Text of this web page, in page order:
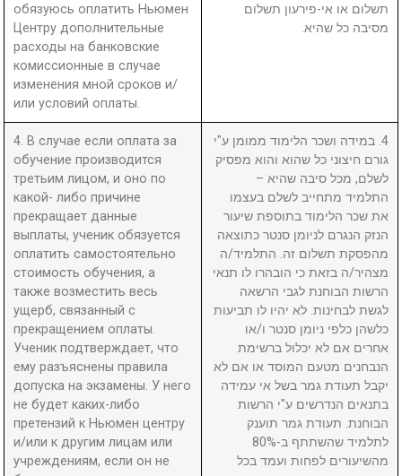
обязуюсь оплатить Ньюмен
Центру дополнительные
расходы на банковские
комиссионные в случае
изменения мной сроков и/
или условий оплаты.
תשלום או אי-פירעון תשלום
מסיבה כל שהיא.
4. В случае если оплата за
обучение производится
третьим лицом, и оно по
какой- либо причине
прекращает данные
выплаты, ученик обязуется
оплатить самостоятельно
стоимость обучения, а
также возместить весь
ущерб, связанный с
прекращением оплаты.
Ученик подтверждает, что
ему разъяснены правила
допуска на экзамены. У него
не будет каких-либо
претензий к Ньюмен центру
и/или к другим лицам или
учреждениям, если он не
4. במידה ושכר הלימוד ממומן ע"י
גורם חיצוני כל שהוא והוא מפסיק
לשלם, מכל סיבה שהיא –
התלמיד מתחייב לשלם בעצמו
את שכר הלימוד בתוספת שיעור
הנזק הנגרם לניומן סנטר כתוצאה
מהפסקת תשלום זה. התלמיד/ה
מצהיר/ה בזאת כי הובהרו לו תנאי
הרשות הבוחנת לגבי הרשאה
לגשת לבחינות. לא יהיו לו תביעות
כלשהן כלפי ניומן סנטר ו/או
אחרים אם לא יכלול ברשימת
הנבחנים מטעם המוסד או אם לא
יקבל תעודת גמר בשל אי עמידה
בתנאים הנדרשים ע"י הרשות
הבוחנת. תעודת גמר תוענק
לתלמיד שהשתתף ב-80%
מהשיעורים לפחות ועמד בכל